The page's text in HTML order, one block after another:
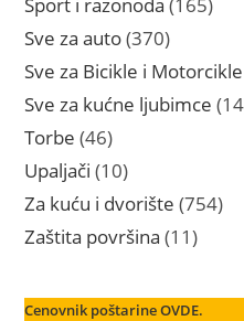
Sve za auto 370370
proizvoda
Sve za Bicikle i Motorcikle
Sve za kućne ljubimce 14
Torbe 4646
proizvoda
Upaljači 1010
proizvoda
Za kuću i dvorište 754754
Zaštita površina 1111
Cenovnik poštarine OVDE.